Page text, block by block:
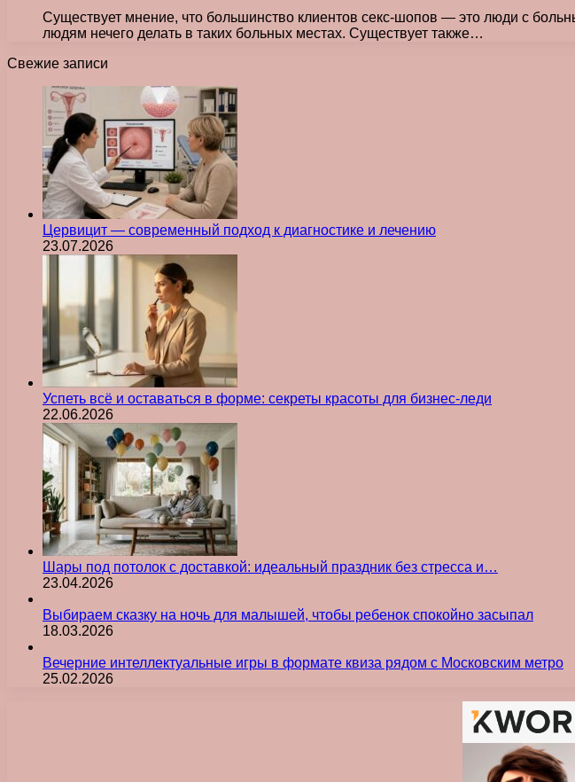
Существует мнение, что большинство клиентов секс-шопов — это люди с
людям нечего делать в таких больных местах. Существует также…
Свежие записи
Цервицит — современный подход к диагностике и лечению
23.07.2026
Успеть всё и оставаться в форме: секреты красоты для бизнес-леди
22.06.2026
Шары под потолок с доставкой: идеальный праздник без стресса и…
23.04.2026
Выбираем сказку на ночь для малышей, чтобы ребенок спокойно засыпал
18.03.2026
Вечерние интеллектуальные игры в формате квиза рядом с Московским метро
25.02.2026